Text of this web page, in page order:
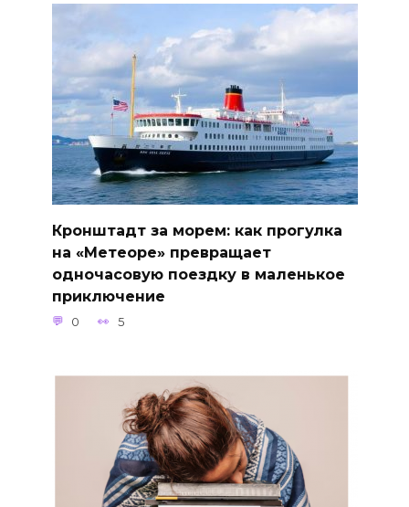
Кронштадт за морем: как прогулка
на «Метеоре» превращает
одночасовую поездку в маленькое
приключение
0 5